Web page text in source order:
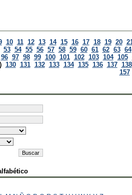
10 11 12 13 14 15 16 17 18 19 20
53 54 55 56 57 58 59 60 61 62 63 64
96 97 98 99 100 101 102 103 104 105
130 131 132 133 134 135 136 137 138
157